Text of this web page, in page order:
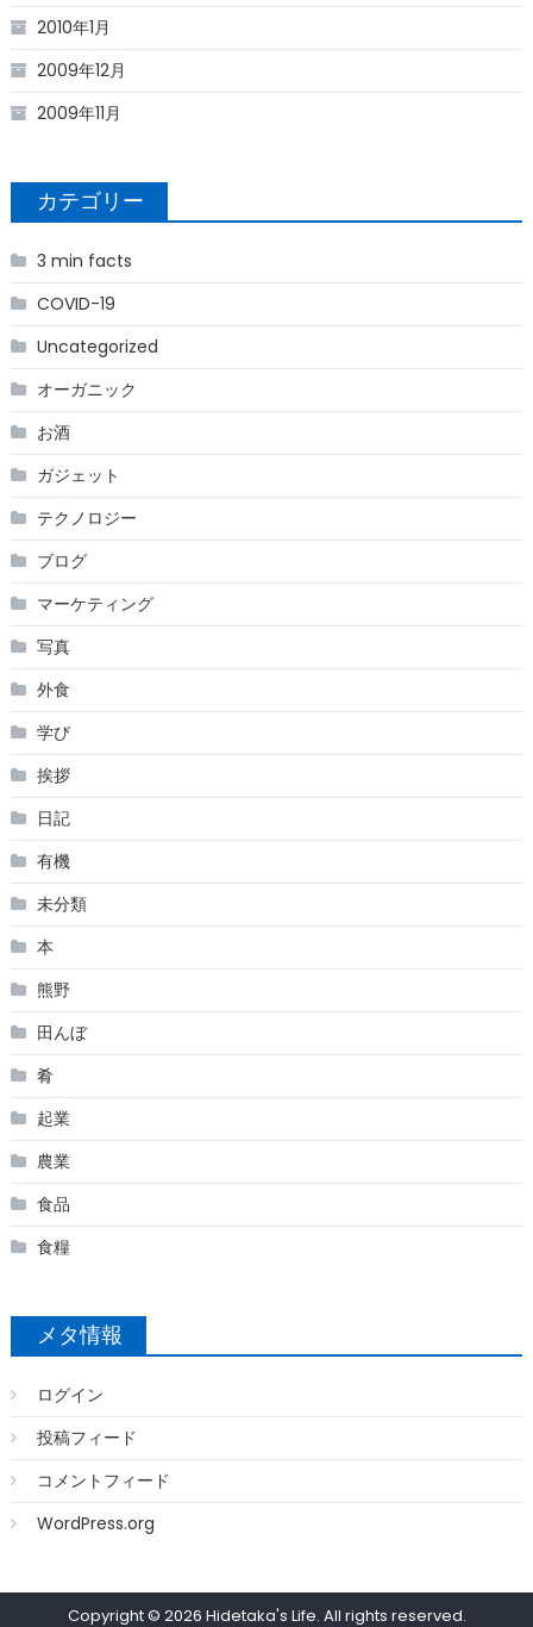
2010年1月
2009年12月
2009年11月
カテゴリー
3 min facts
COVID-19
Uncategorized
オーガニック
お酒
ガジェット
テクノロジー
ブログ
マーケティング
写真
外食
学び
挨拶
日記
有機
未分類
本
熊野
田んぼ
肴
起業
農業
食品
食糧
メタ情報
ログイン
投稿フィード
コメントフィード
WordPress.org
Copyright © 2026 Hidetaka's Life. All rights reserved.